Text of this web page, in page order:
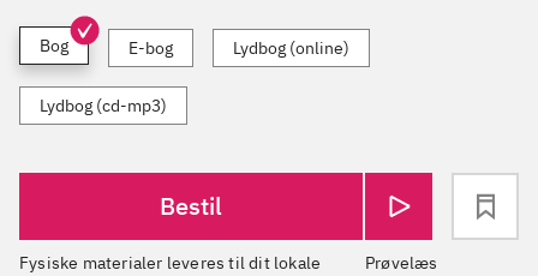
Bog E-bog Lydbog (online)
Lydbog (cd-mp3)
Bestil
Prøvelæs
Fysiske materialer leveres til dit lokale